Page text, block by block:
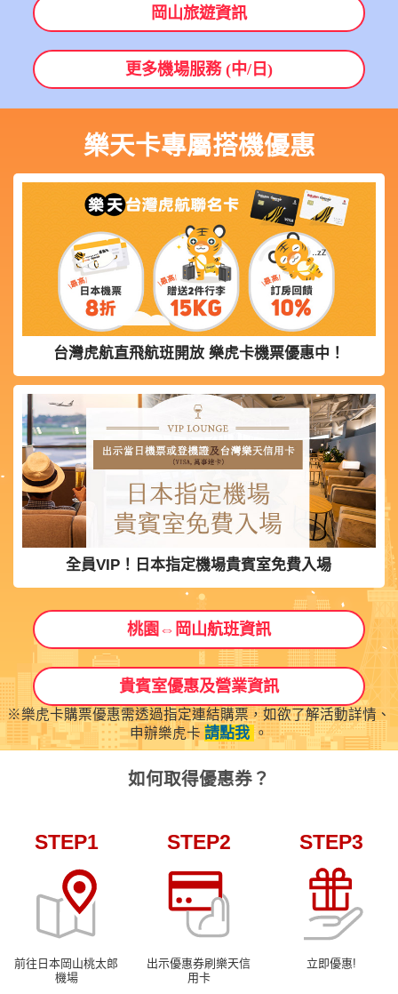
) 岡山旅遊資訊
更多機場服務 (中/日)
樂天卡專屬搭機優惠
台灣虎航直飛航班開放 樂虎卡機票優惠中！
全員VIP！日本指定機場貴賓室免費入場
桃園⇔岡山航班資訊
貴賓室優惠及營業資訊
※樂虎卡購票優惠需透過指定連結購票，如欲了解活動詳情、
申辦樂虎卡 請點我 。
如何取得優惠券？
STEP1
前往日本岡山桃太郎
機場
STEP2
出示優惠券刷樂天信
用卡
STEP3
立即優惠!